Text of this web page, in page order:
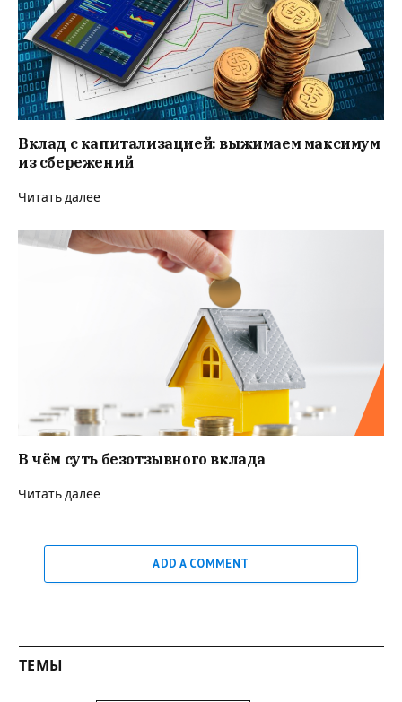
Вклад с капитализацией: выжимаем максимум
из сбережений
Читать далее
В чём суть безотзывного вклада
Читать далее
ADD A COMMENT
ТЕМЫ